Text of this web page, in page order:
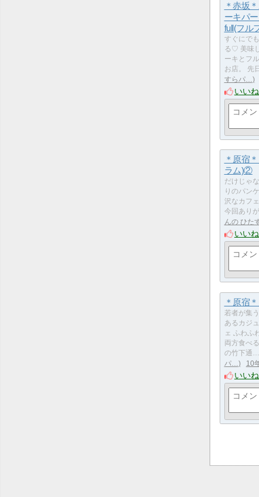
＊赤坂
ーキパ
full(フル
すぐにで
る♡ 美味
ーキとフ
お店。 先
すらパ…
いいね
＊原宿
ラム)②
だけじゃ
りのパン
沢なカフ
今回あり
んの ひた
いいね
＊原宿
若者が集
あるカジ
ェ ふわふ
両方食べ
の竹下通…
パ…
10
いいね